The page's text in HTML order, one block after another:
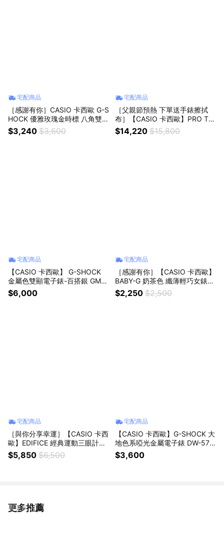
宅配商品
［感謝有你］CASIO 卡西歐 G-S
HOCK 優雅玫瑰金時標 八角雙顯
手錶-奶茶粉 GMA-P2100M-4A
$3,240 $3,600
宅配商品
［父親節預熱 下單送手錶擦拭
布］【CASIO 卡西歐】PRO TR
EK 龍之眼 登山系列太陽能戶外
多功能手錶 送禮 禮物 推薦 PRW
$14,220 $15,800
宅配商品
【CASIO 卡西歐】 G-SHOCK
金屬色雙顯電子錶-百搭銀 GM-S
110-1A
$6,000
宅配商品
［感謝有你］【CASIO 卡西歐】
BABY-G 奶茶色 纖薄輕巧女錶-
(BGD-565U-4)
$2,250 $2,500
宅配商品
［與你分享幸運］【CASIO 卡西
歐】EDIFICE 經典運動三眼計時
手錶(EFR-574DB-3A)
$5,850 $6,500
宅配商品
【CASIO 卡西歐】G-SHOCK 大
地色系啞光金屬電子錶 DW-570
0PT-5
$3,600
更多推薦
看更多